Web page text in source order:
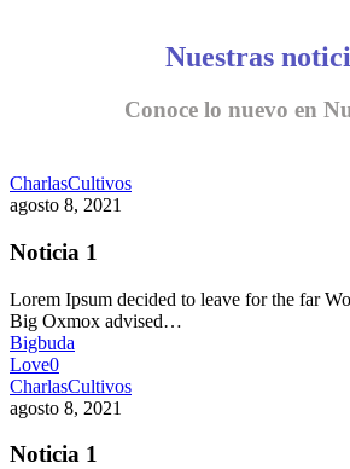
Nuestras
Conoce lo nuevo en
CharlasCultivos
agosto 8, 2021
Noticia 1
Lorem Ipsum decided to leave for the far
Big Oxmox advised…
Bigbuda
Love0
CharlasCultivos
agosto 8, 2021
Noticia 1